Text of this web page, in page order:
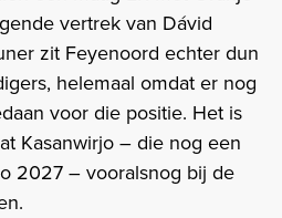
vertrek van Dávid
zit Feyenoord echter dun
helemaal omdat er nog
voor die positie. Het is
Kasanwirjo – die nog een
2027 – vooralsnog bij de